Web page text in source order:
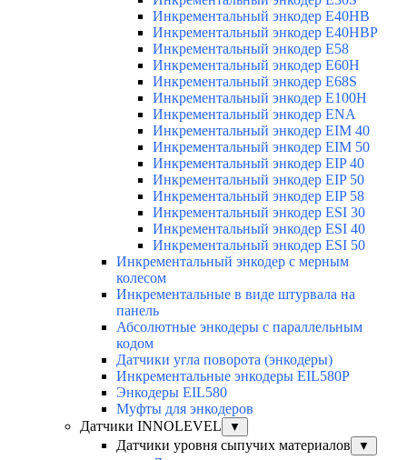
Инкрементальный энкодер E40HB
Инкрементальный энкодер E40HBP
Инкрементальный энкодер E58
Инкрементальный энкодер E60H
Инкрементальный энкодер E68S
Инкрементальный энкодер E100H
Инкрементальный энкодер ENA
Инкрементальный энкодер EIM 40
Инкрементальный энкодер EIM 50
Инкрементальный энкодер EIP 40
Инкрементальный энкодер EIP 50
Инкрементальный энкодер EIP 58
Инкрементальный энкодер ESI 30
Инкрементальный энкодер ESI 40
Инкрементальный энкодер ESI 50
Инкрементальный энкодер с мерным
колесом
Инкрементальные в виде штурвала на
панель
Абсолютные энкодеры с параллельным
кодом
Датчики угла поворота (энкодеры)
Инкрементальные энкодеры EIL580P
Энкодеры EIL580
Муфты для энкодеров
Датчики INNOLEVEL
▼
Датчики уровня сыпучих материалов ▼